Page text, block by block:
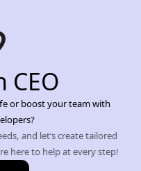
CEO
or boost your team with
and let’s create tailored
here to help at every step!